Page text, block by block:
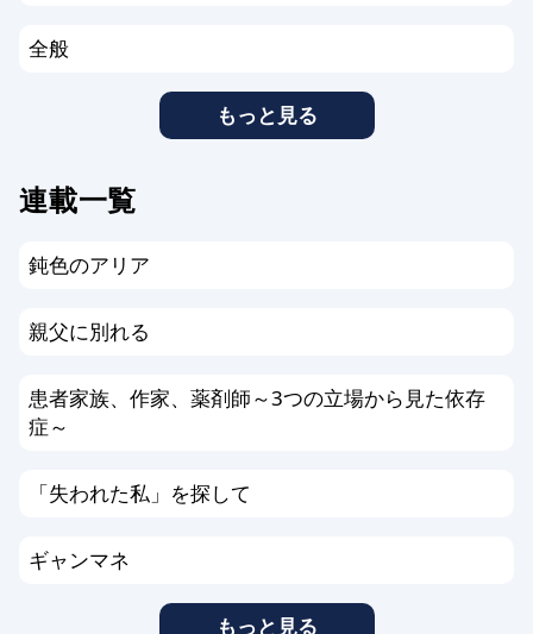
全般
もっと見る
連載一覧
鈍色のアリア
親父に別れる
患者家族、作家、薬剤師～3つの立場から見た依存
症～
「失われた私」を探して
ギャンマネ
もっと見る